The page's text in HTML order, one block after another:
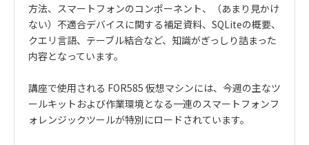
方法、スマートフォンのコンポーネント、（あまり見かけ
ない）不適合デバイスに関する補足資料、 SQLiteの概要、
クエリ言語、テーブル結合など、知識がぎっしり詰まった
内容となっています。
講座で使用される FOR585 仮想マシンには、今週の主なツ
ールキットおよび作業環境となる一連のスマートフォンフ
ォレンジックツールが特別にロードされています。